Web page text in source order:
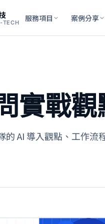
TECH 服務項目 案例分享
實戰觀
的 AI 導入觀點、工作流